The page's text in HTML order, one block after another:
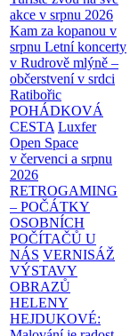
akce v srpnu 2026
Kam za kopanou v
srpnu Letní koncerty
v Rudrově mlýně –
občerstvení v srdci
Ratibořic
POHÁDKOVÁ
CESTA Luxfer
Open Space
v červenci a srpnu
2026
RETROGAMING
– POČÁTKY
OSOBNÍCH
POČÍTAČŮ U
NÁS VERNISÁŽ
VÝSTAVY
OBRAZŮ
HELENY
HEJDUKOVÉ: